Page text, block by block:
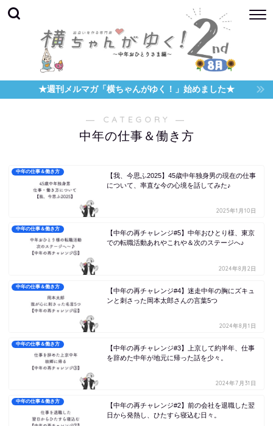
★週刊メルマガ「横ちゃんがゆく！」始めました★
― CATEGORY ―
中年の仕事＆働き方
中年の仕事＆働き方
【我、今思ふ2025】45歳中年独身男の現在の仕事
について、率直な今の心境を話してみた♪
2025年1月10日
中年の仕事＆働き方
【中年の再チャレンジ#5】中年おひとり様、東京
での転職活動あれやこれや＆次のステージへ♪
2024年8月2日
中年の仕事＆働き方
【中年の再チャレンジ#4】迷走中年の胸にズキュ
ンと刺さった岡本太郎さんの言葉5つ
2024年8月1日
中年の仕事＆働き方
【中年の再チャレンジ#3】上京して約半年、仕事
を辞めた中年が地元に帰った話を少々。
2024年7月31日
中年の仕事＆働き方
【中年の再チャレンジ#2】前の会社を退職した翌
日から発熱し、ひたすら寝込む日々。